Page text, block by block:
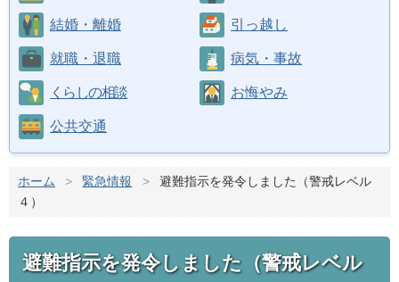
結婚・離婚 引っ越し
就職・退職 病気・事故
くらしの相談 お悔やみ
公共交通
ホーム > 緊急情報 >
避難指示を発令しました（警戒レベル
４）
避難指示を発令しました（警戒レベル